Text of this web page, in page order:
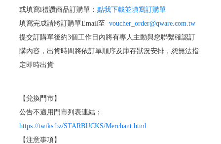
或填寫i禮讚商品訂購單： 點我下載並填寫訂購單
填寫完成請將訂購單Email至 voucher_order@qware.com.tw
提交訂購單後約3個工作日內將有專人主動與您聯繫確認訂
購內容，出貨時間將依訂單順序及庫存狀況安排，恕無法指
定即時出貨
【兌換門市】
公告不適用門市列表連結：
https://twtks.bz/STARBUCKS/Merchant.html
【注意事項】